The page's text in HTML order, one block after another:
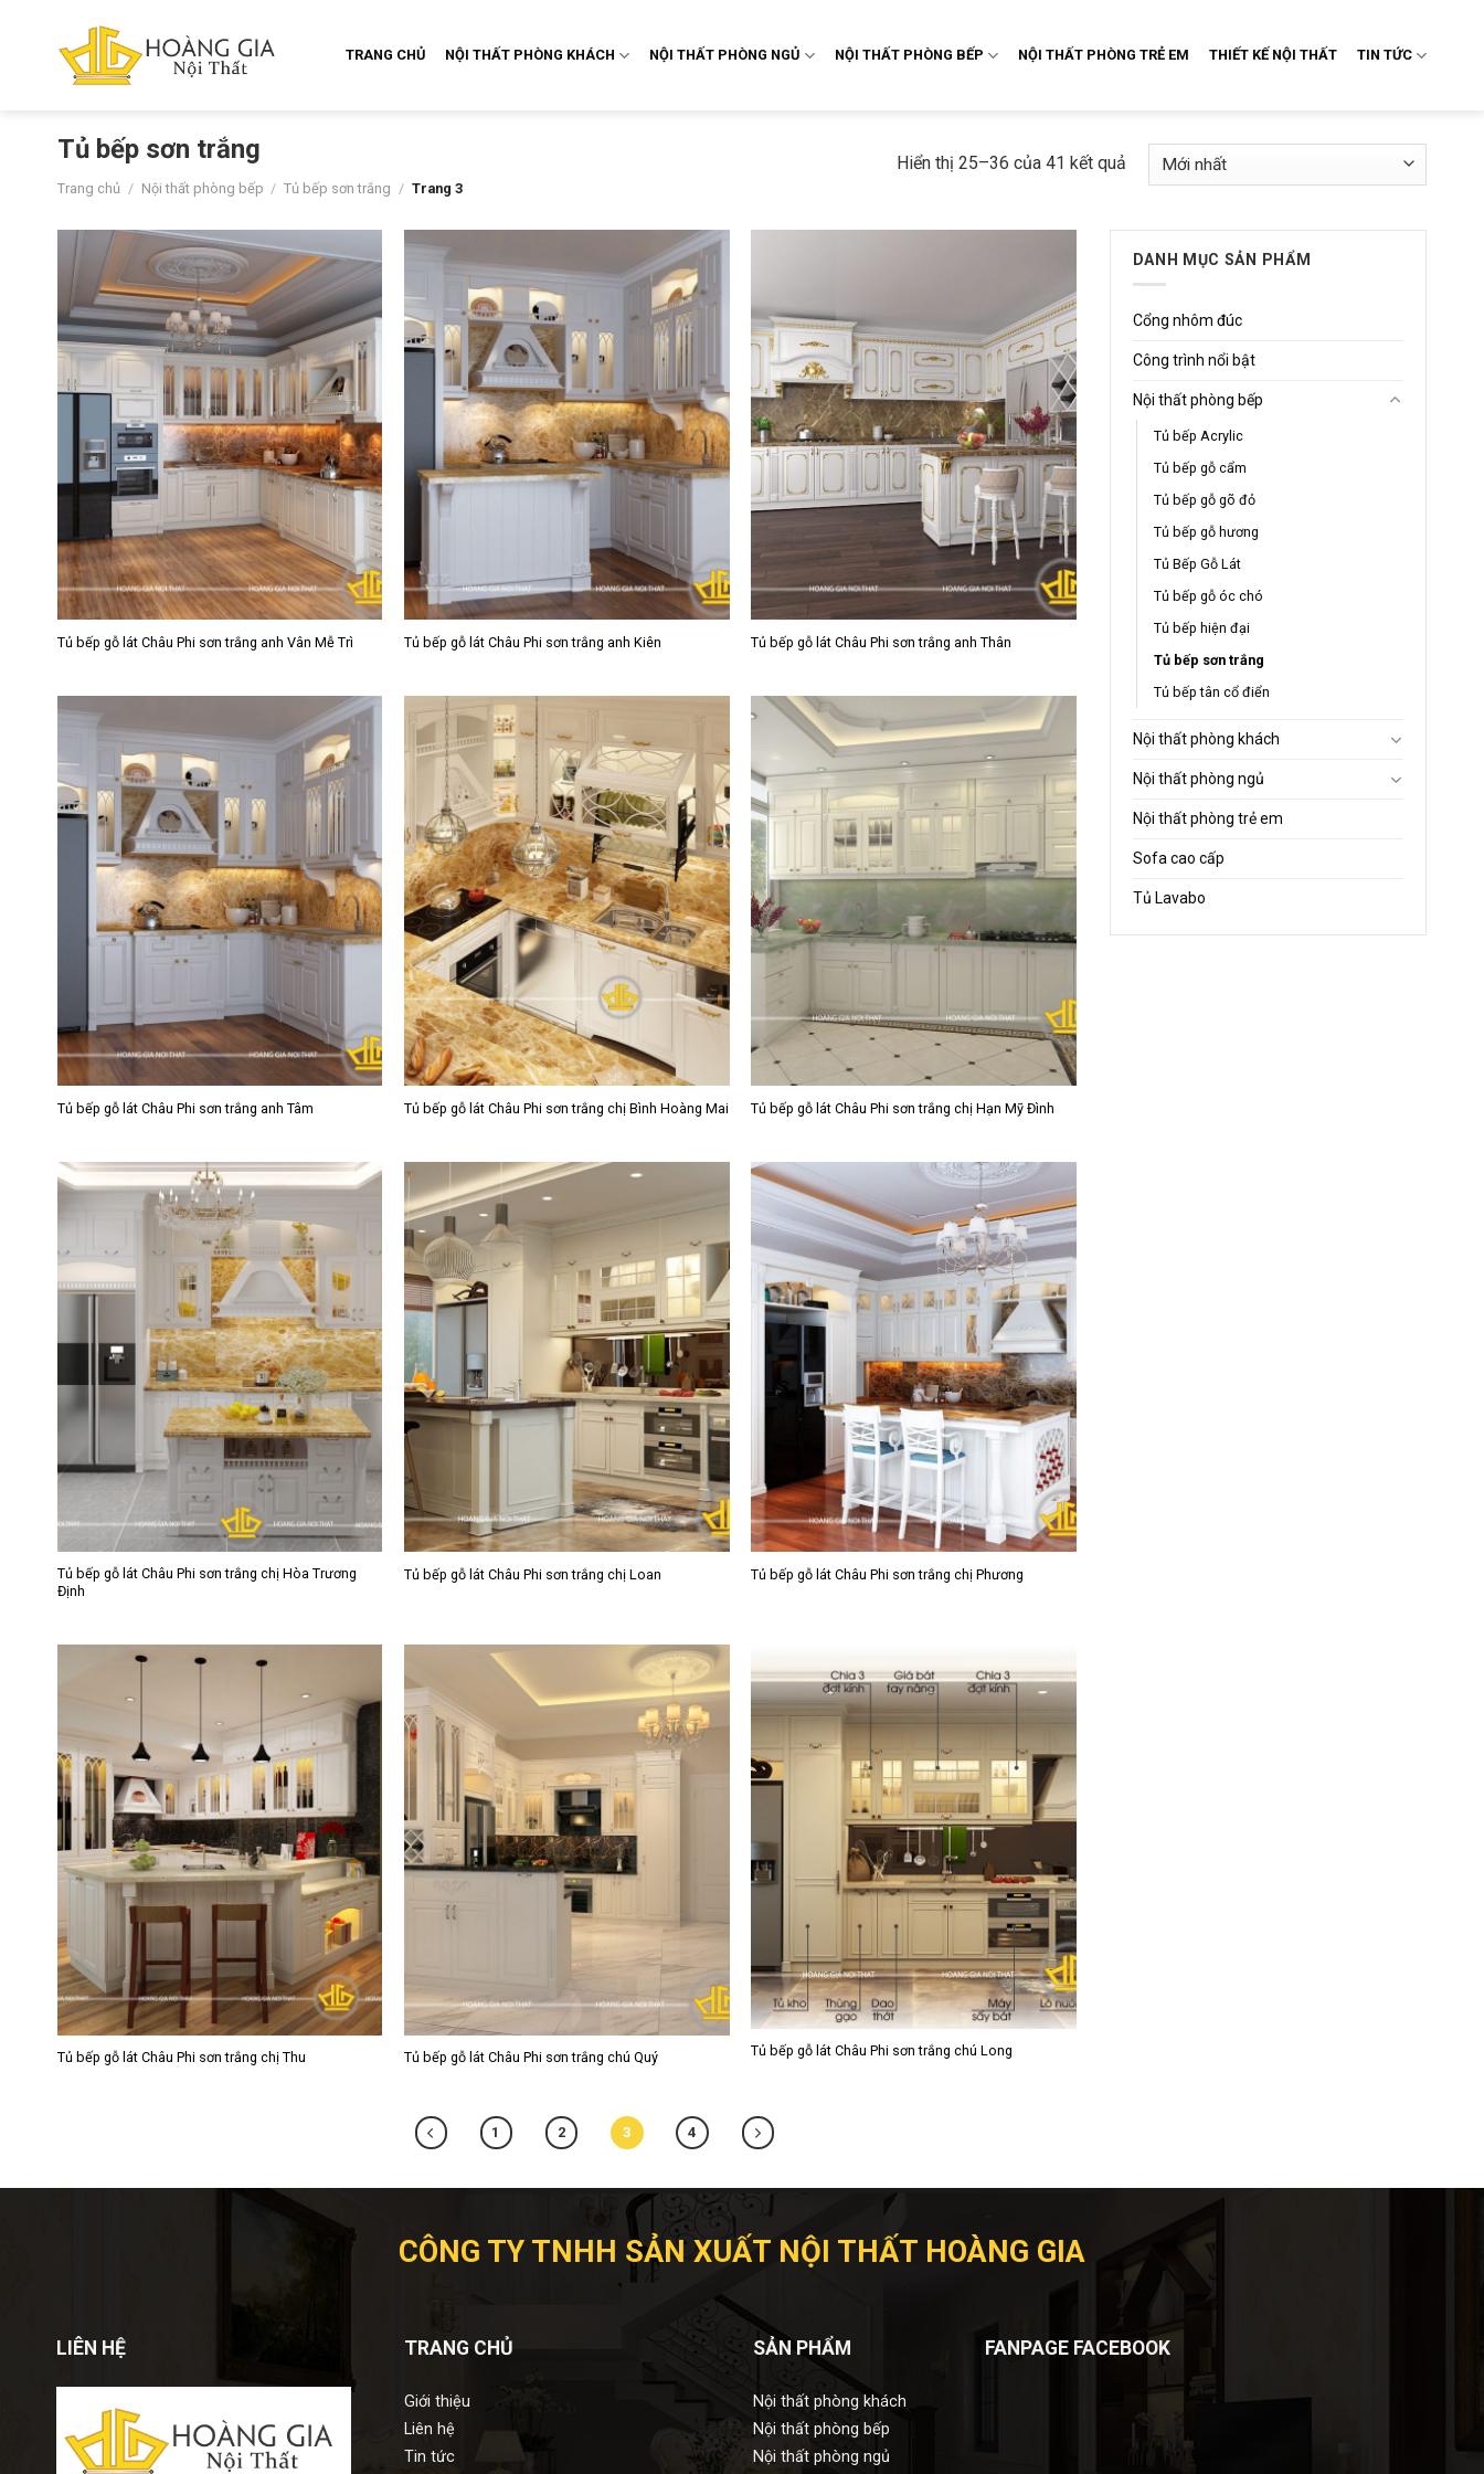
TRANG CHỦ NỘI THẤT PHÒNG KHÁCH NỘI THẤT PHÒNG NGỦ NỘI THẤT PHÒNG BẾP NỘI THẤT PHÒNG TRẺ EM THIẾT KẾ NỘI THẤT TIN TỨC
Tủ bếp sơn trắng
Trang chủ / Nội thất phòng bếp / Tủ bếp sơn trắng / Trang 3
Hiển thị 25–36 của 41 kết quả
Tủ bếp gỗ lát Châu Phi sơn trắng anh Vân Mễ Trì Tủ bếp gỗ lát Châu Phi sơn trắng anh Kiên Tủ bếp gỗ lát Châu Phi sơn trắng anh Thân
Tủ bếp gỗ lát Châu Phi sơn trắng anh Tâm Tủ bếp gỗ lát Châu Phi sơn trắng chị Bình Hoàng Mai Tủ bếp gỗ lát Châu Phi sơn trắng chị Hạn Mỹ Đình
Tủ bếp gỗ lát Châu Phi sơn trắng chị Hòa Trương
Định
Tủ bếp gỗ lát Châu Phi sơn trắng chị Loan Tủ bếp gỗ lát Châu Phi sơn trắng chị Phương
Tủ bếp gỗ lát Châu Phi sơn trắng chị Thu Tủ bếp gỗ lát Châu Phi sơn trắng chú Quý Tủ bếp gỗ lát Châu Phi sơn trắng chú Long
1 2 3 4
DANH MỤC SẢN PHẨM
Cổng nhôm đúc
Công trình nổi bật
Nội thất phòng bếp
Tủ bếp Acrylic
Tủ bếp gỗ cẩm
Tủ bếp gỗ gõ đỏ
Tủ bếp gỗ hương
Tủ Bếp Gỗ Lát
Tủ bếp gỗ óc chó
Tủ bếp hiện đại
Tủ bếp sơn trắng
Tủ bếp tân cổ điển
Nội thất phòng khách
Nội thất phòng ngủ
Nội thất phòng trẻ em
Sofa cao cấp
Tủ Lavabo
CÔNG TY TNHH SẢN XUẤT NỘI THẤT HOÀNG GIA
LIÊN HỆ TRANG CHỦ
Giới thiệu
Liên hệ
Tin tức
SẢN PHẨM
Nội thất phòng khách
Nội thất phòng bếp
Nội thất phòng ngủ
FANPAGE FACEBOOK